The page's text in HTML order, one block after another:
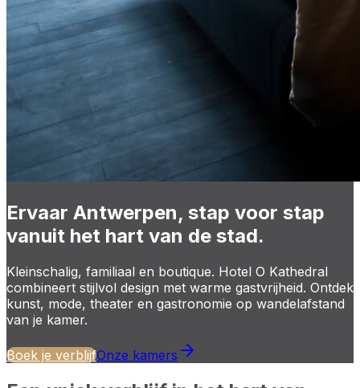
Ervaar Antwerpen, stap voor stap
vanuit het hart van de stad.
Kleinschalig, familiaal en boutique. Hotel O Kathedral
combineert stijlvol design met warme gastvrijheid. Ontdek
kunst, mode, theater en gastronomie op wandelafstand
van je kamer.
Boek je verblijfOnze kamers